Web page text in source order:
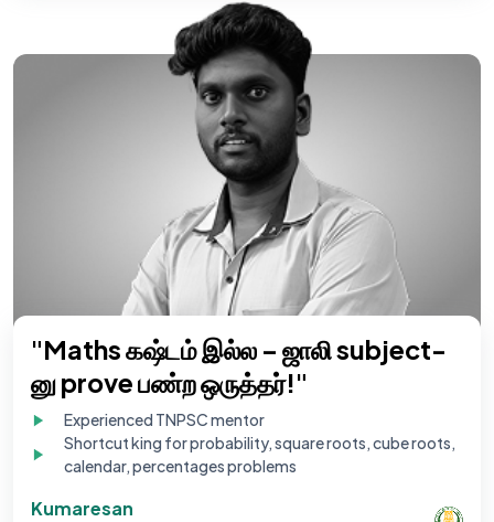
"Maths கஷ்டம் இல்ல – ஜாலி subject-
னு prove பண்ற ஒருத்தர்!"
Experienced TNPSC mentor
Shortcut king for probability, square roots, cube roots,
calendar, percentages problems
Kumaresan